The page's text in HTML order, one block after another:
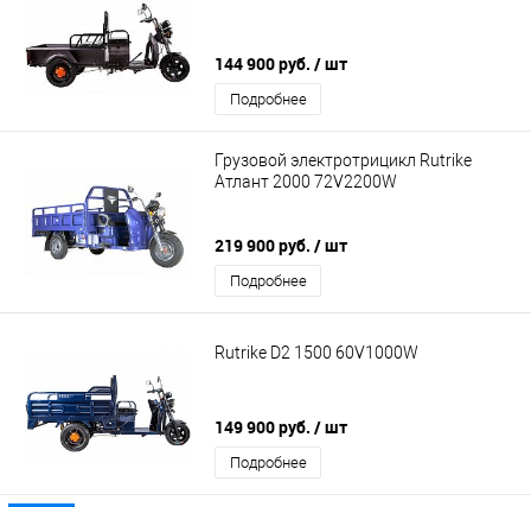
144 900 руб. / шт
Подробнее
Грузовой электротрицикл Rutrike
Атлант 2000 72V2200W
219 900 руб. / шт
Подробнее
Rutrike D2 1500 60V1000W
149 900 руб. / шт
Подробнее